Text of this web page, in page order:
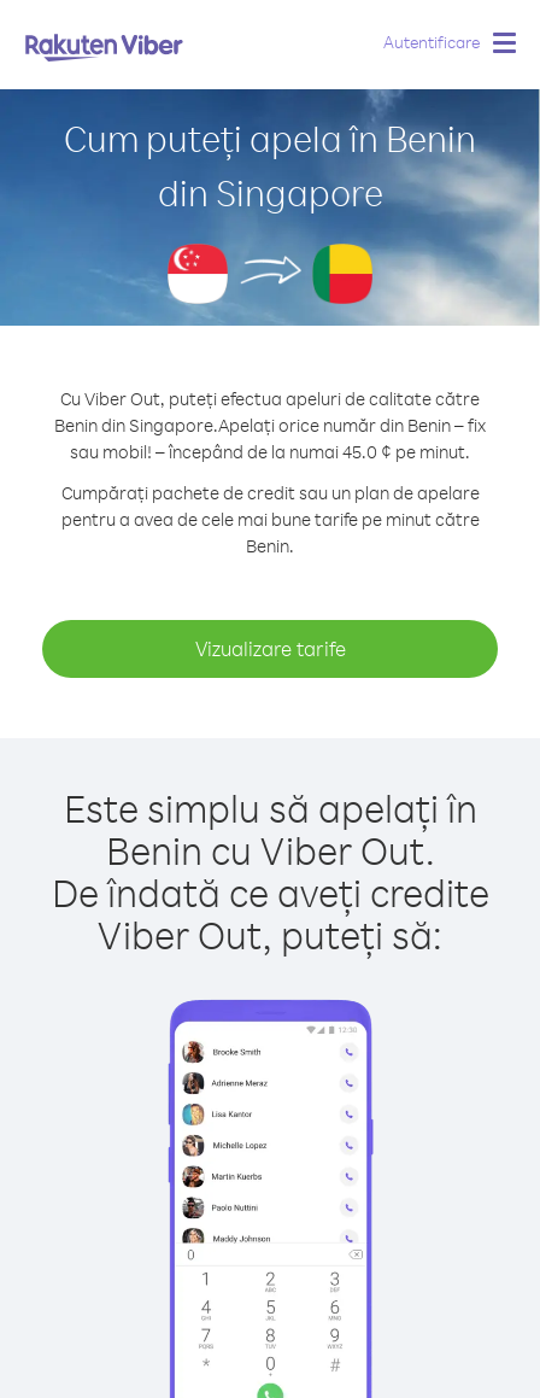
Autentificare
Cum puteți apela în Benin
din Singapore
Cu Viber Out, puteți efectua apeluri de calitate către
Benin din Singapore.Apelați orice număr din Benin – fix
sau mobil! – începând de la numai 45.0 ¢ pe minut.
Cumpărați pachete de credit sau un plan de apelare
pentru a avea de cele mai bune tarife pe minut către
Benin.
Vizualizare tarife
Este simplu să apelați în
Benin cu Viber Out.
De îndată ce aveți credite
Viber Out, puteți să: